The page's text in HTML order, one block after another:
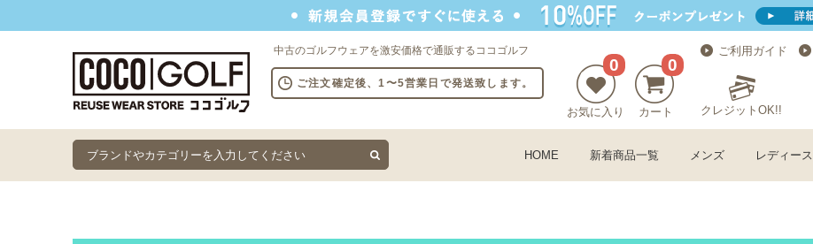
中古のゴルフウェアを激安価格で通販するココゴルフ
ご注文確定後、1〜5営業日で発送致します。
0
お気に入り
0
カート
ご利用ガイド
クレジットOK!!
HOME 新着商品一覧 メンズ レディース